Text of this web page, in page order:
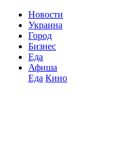
Новости
Украина
Город
Бизнес
Еда
Афиша
Еда Кино